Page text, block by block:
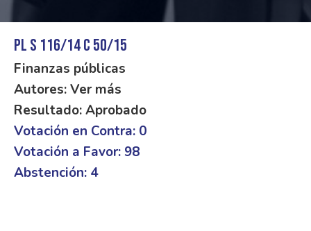
PL S 116/14 C 50/15
Finanzas públicas
Autores: Ver más
Resultado: Aprobado
Votación en Contra: 0
Votación a Favor: 98
Abstención: 4